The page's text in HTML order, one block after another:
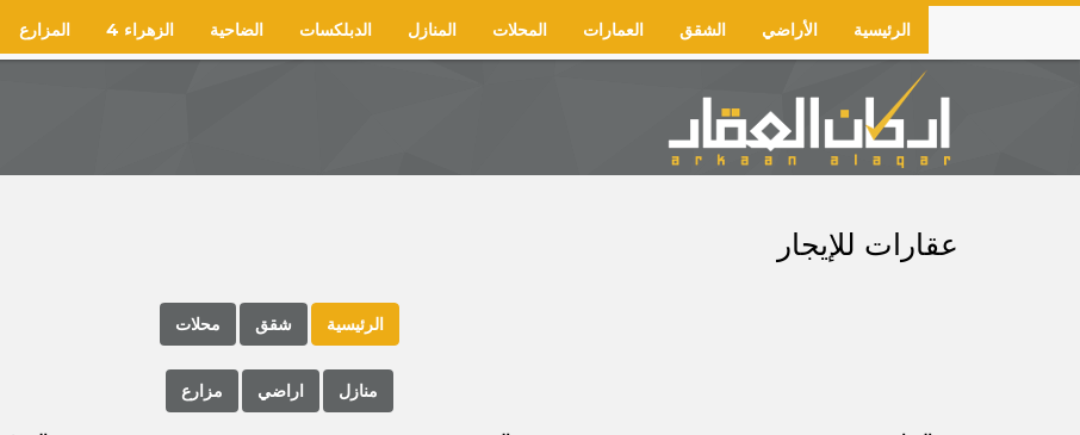
Skip
main
Main
navigation
المزارع الزهراء 4 الضاحية الدبلكسات المنازل المحلات العمارات الشقق الأراضي الرئيسية
عقارات للإيجار
الرئيسية شقق محلات
منازل اراضي مزارع